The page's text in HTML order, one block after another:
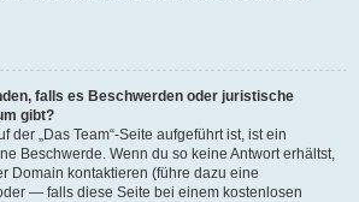
falls es Beschwerden oder juristische
gibt?
der „Das Team“-Seite aufgeführt ist, ist ein
Beschwerde. Wenn du so keine Antwort erhältst,
Domain kontaktieren (führe dazu eine
— falls diese Seite bei einem kostenlosen